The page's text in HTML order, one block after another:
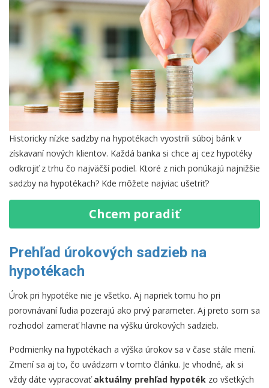
Historicky nízke sadzby na hypotékach vyostrili súboj bánk v
získavaní nových klientov. Každá banka si chce aj cez hypotéky
odkrojiť z trhu čo najväčší podiel. Ktoré z nich ponúkajú najnižšie
sadzby na hypotékach? Kde môžete najviac ušetriť?
Chcem poradiť
Prehľad úrokových sadzieb na
hypotékach
Úrok pri hypotéke nie je všetko. Aj napriek tomu ho pri
porovnávaní ľudia pozerajú ako prvý parameter. Aj preto som sa
rozhodol zamerať hlavne na výšku úrokových sadzieb.
Podmienky na hypotékach a výška úrokov sa v čase stále mení.
Zmení sa aj to, čo uvádzam v tomto článku. Je vhodné, ak si
vždy dáte vypracovaťaktuálny prehľad hypoték zo všetkých